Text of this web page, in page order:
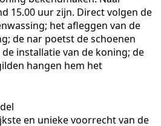
15.00 uur zijn. Direct volgen de
het afleggen van de
de nar poetst de schoenen
installatie van de koning; de
hangen hem het
en unieke voorrecht van de